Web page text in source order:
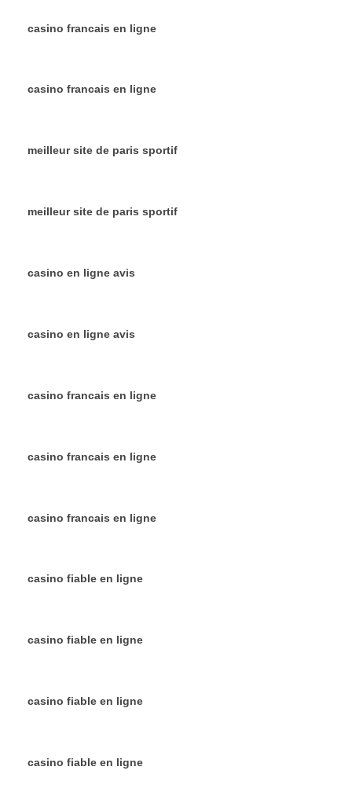
casino francais en ligne
casino francais en ligne
meilleur site de paris sportif
meilleur site de paris sportif
casino en ligne avis
casino en ligne avis
casino francais en ligne
casino francais en ligne
casino francais en ligne
casino fiable en ligne
casino fiable en ligne
casino fiable en ligne
casino fiable en ligne